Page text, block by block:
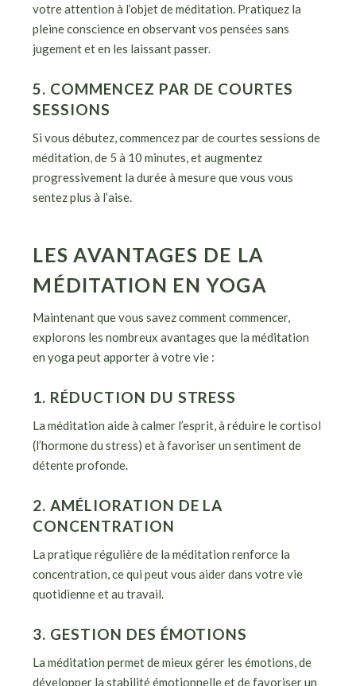
votre attention à l’objet de méditation. Pratiquez la
pleine conscience en observant vos pensées sans
jugement et en les laissant passer.
5. COMMENCEZ PAR DE COURTES
SESSIONS
Si vous débutez, commencez par de courtes sessions de
méditation, de 5 à 10 minutes, et augmentez
progressivement la durée à mesure que vous vous
sentez plus à l’aise.
LES AVANTAGES DE LA
MÉDITATION EN YOGA
Maintenant que vous savez comment commencer,
explorons les nombreux avantages que la méditation
en yoga peut apporter à votre vie :
1. RÉDUCTION DU STRESS
La méditation aide à calmer l’esprit, à réduire le cortisol
(l’hormone du stress) et à favoriser un sentiment de
détente profonde.
2. AMÉLIORATION DE LA
CONCENTRATION
La pratique régulière de la méditation renforce la
concentration, ce qui peut vous aider dans votre vie
quotidienne et au travail.
3. GESTION DES ÉMOTIONS
La méditation permet de mieux gérer les émotions, de
développer la stabilité émotionnelle et de favoriser un